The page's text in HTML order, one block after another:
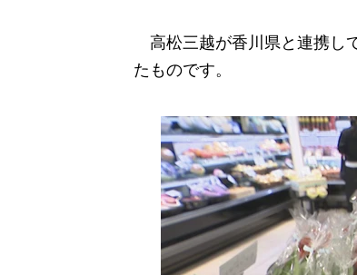
高松三越が香川県と連携し
たものです。